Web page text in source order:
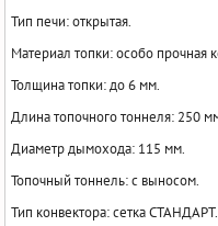
Тип печи: открытая.
Материал топки: особо прочная
Толщина топки: до 6 мм.
Длина топочного тоннеля: 250
Диаметр дымохода: 115 мм.
Топочный тоннель: с выносом.
Тип конвектора: сетка СТАНДАРТ.